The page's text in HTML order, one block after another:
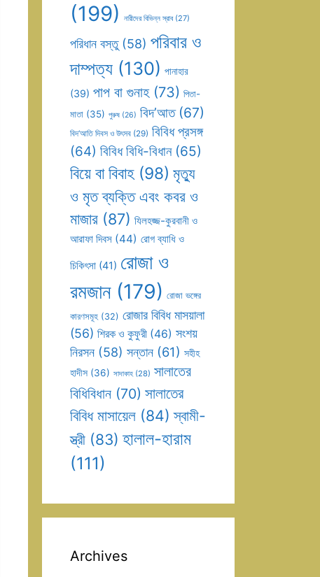
(199) নারীদের বিভিন্ন স্রাব(27)
পরিধান বস্তু(58) পরিবার ও
দাম্পত্য (130) পানাহার
(39) পাপ বা গুনাহ(73) পিতা-
মাতা (35) পুরুষ (26) বিদ’আত(67)
বিদ’আতি দিবস ও উৎসব (29) বিবিধ প্রসঙ্গ
(64) বিবিধ বিধি-বিধান(65)
বিয়ে বা বিবাহ (98) মৃত্যু
ও মৃত ব্যক্তি এবং কবর ও
মাজার (87) যিলহজ্জ-কুরবানী ও
আরাফা দিবস (44) রোগ ব্যাধি ও
চিকিৎসা (41) রোজা ও
রমজান(179) রোজা ভঙ্গের
কারণসমূহ (32) রোজার বিবিধ মাসয়ালা
(56) শিরক ও কুফুরী (46) সংশয়
নিরসন (58) সন্তান (61) সহীহ
হাদীস (36) সাদাকাহ (28) সালাতের
বিধিবিধান (70) সালাতের
বিবিধ মাসায়েল (84) স্বামী-
স্ত্রী (83) হালাল-হারাম
(111)
Archives